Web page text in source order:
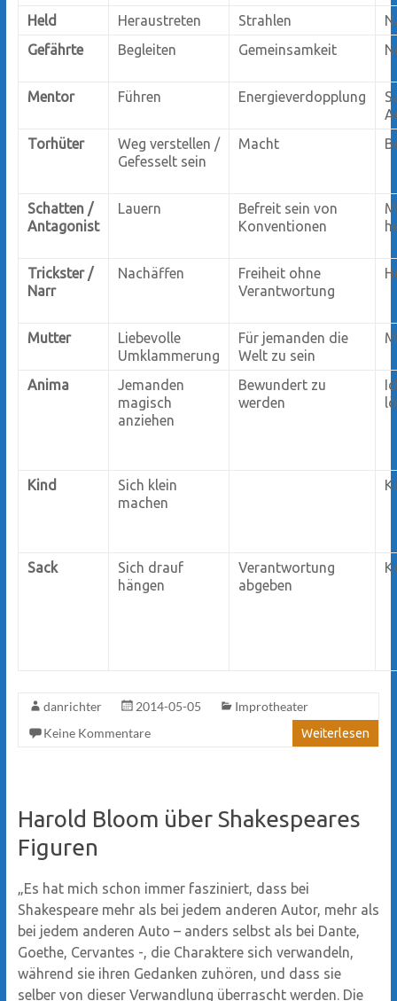
Held
Heraustreten Strahlen
Gefährte
Begleiten Gemeinsamkeit
Mentor Führen Energieverdopplung
Torhüter
Weg verstellen /
Gefesselt sein
Macht
Schatten /
Antagonist
Lauern
Befreit sein von
Konventionen
Trickster /
Narr
Nachäffen
Freiheit ohne
Verantwortung
Mutter
Liebevolle
Umklammerung
Für jemanden die
Welt zu sein
Anima
Jemanden
magisch
anziehen
Bewundert zu
werden
Kind
Sich klein
machen
Sack
Sich drauf
hängen
Verantwortung
abgeben
danrichter 2014-05-05
Improtheater
Keine Kommentare
Weiterlesen
Harold Bloom über Shakespeares
Figuren
„Es hat mich schon immer fasziniert, dass bei
Shakespeare mehr als bei jedem anderen Autor, mehr als
bei jedem anderen Auto – anders selbst als bei Dante,
Goethe, Cervantes -, die Charaktere sich verwandeln,
während sie ihren Gedanken zuhören, und dass sie
selber von dieser Verwandlung überrascht werden. Die